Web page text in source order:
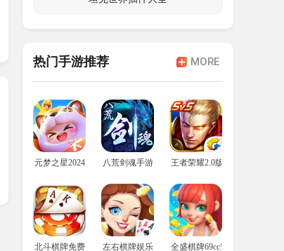
热门手游推荐 MORE
元梦之星2024年最新版八荒剑魂手游 王者荣耀2.0版本
北斗棋牌免费安装包左右棋牌娱乐 全盛棋牌69cc安卓版